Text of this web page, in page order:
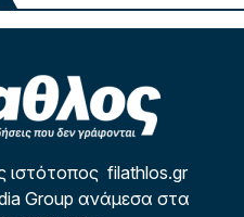
ιστότοπος filathlos.gr
Group ανάμεσα στα